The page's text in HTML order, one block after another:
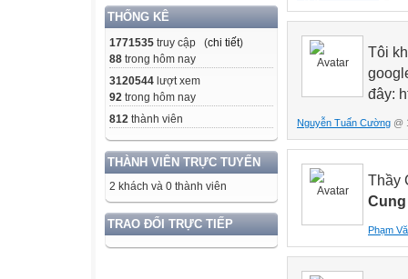
THỐNG KÊ
1771535 truy cập (chi tiết)
88 trong hôm nay
3120544 lượt xem
92 trong hôm nay
812 thành viên
THÀNH VIÊN TRỰC TUYẾN
2 khách và 0 thành viên
TRAO ĐỔI TRỰC TIẾP
Tôi
đây:
Nguyễn Tuấn Cường @
Thầy
Cung
Phạm